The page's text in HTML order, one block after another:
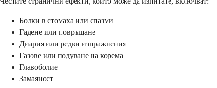
Болки в стомаха или спазми
Гадене или повръщане
Диария или редки изпражнения
Газове или подуване на корема
Главоболие
Замаяност